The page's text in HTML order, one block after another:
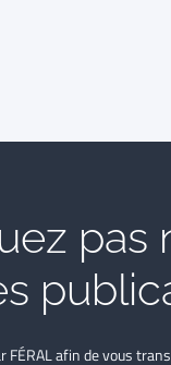
pas
afin de vous